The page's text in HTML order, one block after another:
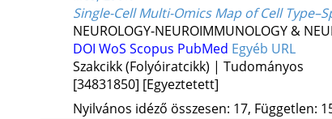
Single-Cell Multi-Omics Map of Cell
NEUROLOGY-NEUROIMMUNOLOGY &
DOI WoS Scopus PubMed Egyéb URL
Szakcikk (Folyóiratcikk) | Tudományos
[34831850] [Egyeztetett]
Nyilvános idéző összesen: 17, Független: